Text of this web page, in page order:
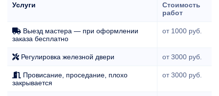
Услуги
Стоимость
работ
Выезд мастера — при оформлении
заказа бесплатно
от 1000 руб.
Регулировка железной двери от 3000 руб.
Провисание, проседание, плохо
закрывается
от 3000 руб.